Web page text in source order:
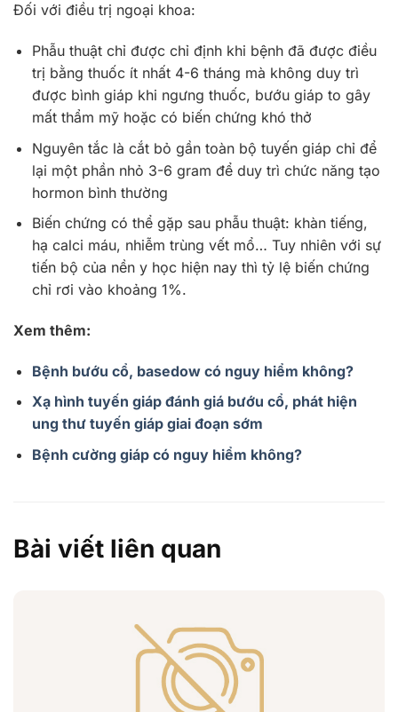
Đối với điều trị ngoại khoa:
Phẫu thuật chỉ được chỉ định khi bệnh đã được điều
trị bằng thuốc ít nhất 4-6 tháng mà không duy trì
được bình giáp khi ngưng thuốc, bướu giáp to gây
mất thẩm mỹ hoặc có biến chứng khó thở
Nguyên tắc là cắt bỏ gần toàn bộ tuyến giáp chỉ để
lại một phần nhỏ 3-6 gram để duy trì chức năng tạo
hormon bình thường
Biến chứng có thể gặp sau phẫu thuật: khàn tiếng,
hạ calci máu, nhiễm trùng vết mổ… Tuy nhiên với sự
tiến bộ của nền y học hiện nay thì tỷ lệ biến chứng
chỉ rơi vào khoảng 1%.
Xem thêm:
Bệnh bướu cổ, basedow có nguy hiểm không?
Xạ hình tuyến giáp đánh giá bướu cổ, phát hiện
ung thư tuyến giáp giai đoạn sớm
Bệnh cường giáp có nguy hiểm không?
Bài viết liên quan